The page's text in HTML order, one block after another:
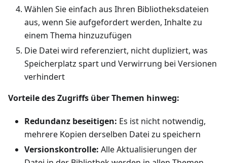
Wählen Sie einfach aus Ihren Bibliotheksdateien
aus, wenn Sie aufgefordert werden, Inhalte zu
einem Thema hinzuzufügen
Die Datei wird referenziert, nicht dupliziert, was
Speicherplatz spart und Verwirrung bei Versionen
verhindert
Vorteile des Zugriffs über Themen hinweg:
Redundanz beseitigen: Es ist nicht notwendig,
mehrere Kopien derselben Datei zu speichern
Versionskontrolle: Alle Aktualisierungen der